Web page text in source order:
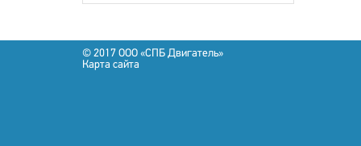
© 2017 OOO «СПБ Двигатель»
Карта сайта